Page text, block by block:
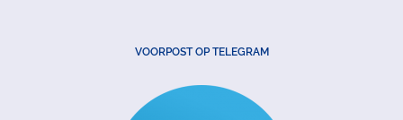
VOORPOST OP TELEGRAM